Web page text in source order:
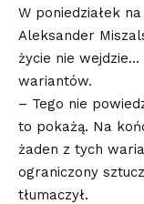
W poniedziałek
Aleksander
życie nie
wariantów.
– Tego nie
to pokażą. Na
żaden z tych
ograniczony
tłumaczył.